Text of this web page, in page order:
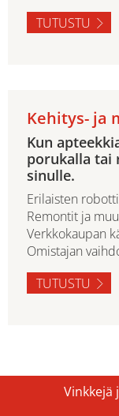
TUTUSTU
Kehitys- ja
Kun
porukalla tai
sinulle.
Erilaisten
Remontit ja
Verkkokaupan
Omistajan
TUTUSTU
Vinkkejä